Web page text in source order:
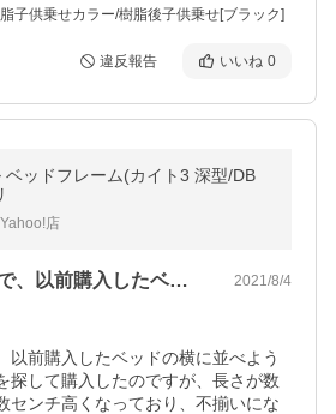
子供乗せカラー/樹脂後子供乗せ[ブラック]
違反報告 いいね 0
ベッドフレーム(カイト3 深型/DB
店
子供が産まれたので、以前購入したベッド… 2021/8/4
以前購入したベッドの横に並べよう
探して購入したのですが、長さが数
センチ高くなっており、不揃いにな